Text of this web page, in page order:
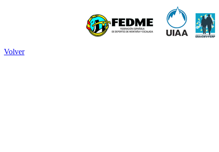
Volver